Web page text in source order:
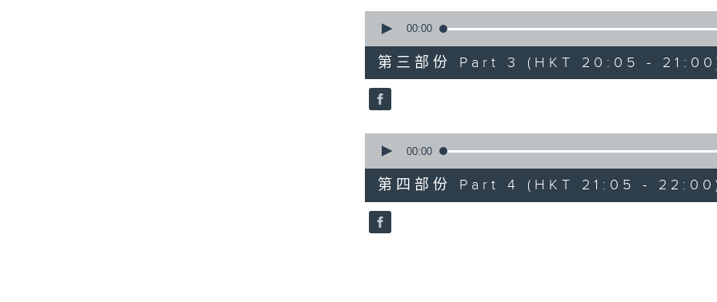
seconds
55
minutes,
9
seconds
90%
00:00
第三部份 Part 3 (HKT 20:05 -
seconds
55
minutes,
9
seconds
90%
00:00
第四部份 Part 4 (HKT 21:05 -